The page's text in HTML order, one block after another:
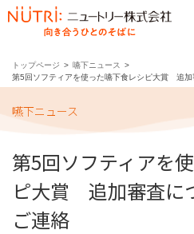
トップページ
嚥下ニュース
第5回ソフティアを使った嚥下食レシピ大賞 追加
嚥下ニュース
第5回ソフティアを
ピ大賞 追加審査に
ご連絡